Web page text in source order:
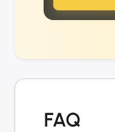
FAQ